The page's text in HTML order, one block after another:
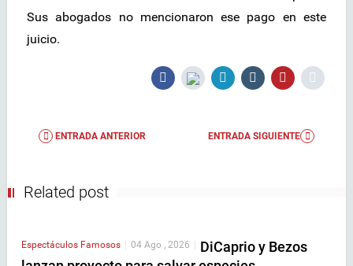
Sus abogados no mencionaron ese pago en este
juicio.
ENTRADA ANTERIOR ENTRADA SIGUIENTE
Related post
Espectáculos Famosos | 04 Ago , 2026 | DiCaprio y Bezos